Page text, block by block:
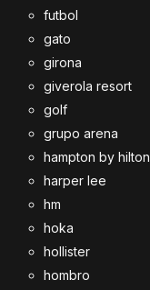
futbol
gato
girona
giverola resort
golf
grupo arena
hampton by hilton
harper lee
hm
hoka
hollister
hombro